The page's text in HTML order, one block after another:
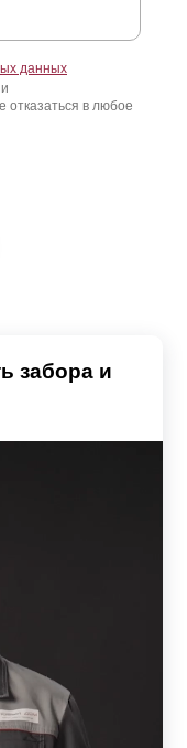
данных
в любое
забора и